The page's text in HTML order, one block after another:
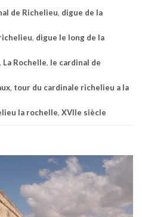
de Richelieu, digue de la
, digue le long de la
, La Rochelle, le cardinal de
, tour du cardinale richelieu a la
la rochelle, XVIIe siècle